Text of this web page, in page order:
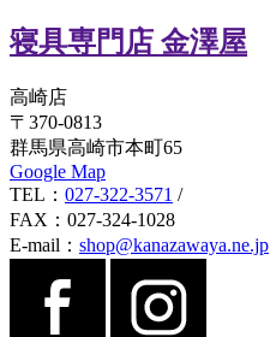
寝具専門店 金澤屋
高崎店
〒370-0813
群馬県高崎市本町65
Google Map
TEL： 027-322-3571 /
FAX：027-324-1028
E-mail： shop@kanazawaya.ne.jp